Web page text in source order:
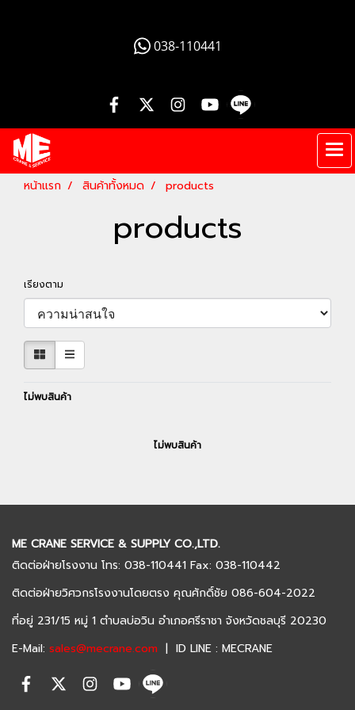
038-110441
หน้าแรก สินค้าทั้งหมด products
products
เรียงตาม
ไม่พบสินค้า
ไม่พบสินค้า
ME CRANE SERVICE & SUPPLY CO.,LTD.
ติดต่อฝ่ายโรงงาน โทร: 038-110441 Fax: 038-110442
ติดต่อฝ่ายวิศวกรโรงงานโดยตรง คุณศักดิ์ชัย 086-604-2022
ที่อยู่ 231/15 หมู่ 1 ตำบลบ่อวิน อำเภอศรีราชา จังหวัดชลบุรี 20230
E-Mail: sales@mecrane.com | ID LINE : MECRANE